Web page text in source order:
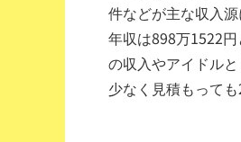
件などが主な収入
年収は898万1522
の収入やアイドル
少なく見積もって